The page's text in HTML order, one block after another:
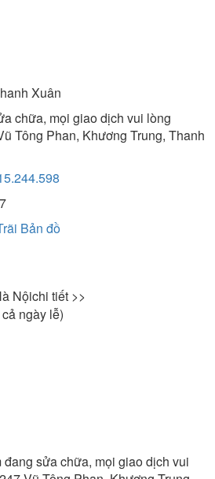
chội. Kích thước này chỉ phù
Xuân
Tông Phan, Khương Trung, Thanh
Bản đồ
Nộichi tiết >>
cả ngày lễ)
đang sửa chữa, mọi giao dịch vui